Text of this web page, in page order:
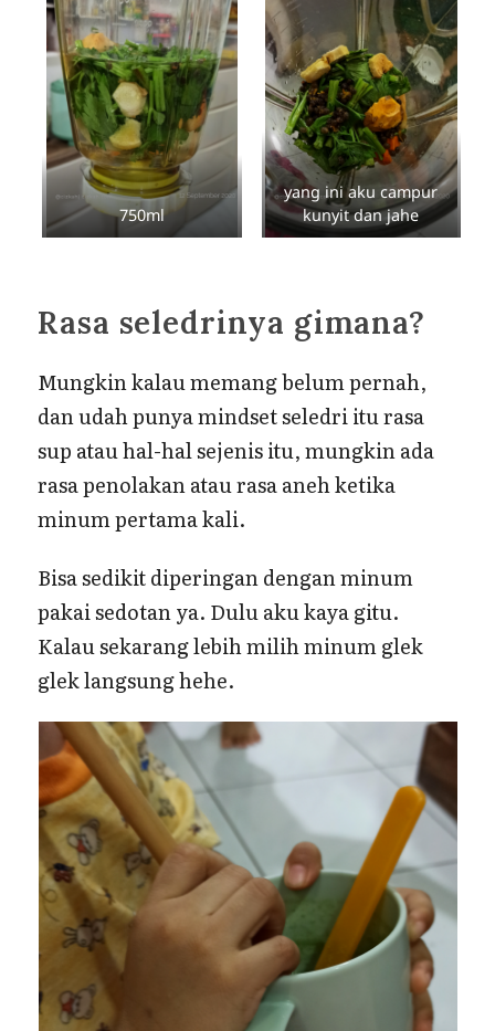
750ml
yang ini aku campur
kunyit dan jahe
Rasa seledrinya gimana?
Mungkin kalau memang belum pernah,
dan udah punya mindset seledri itu rasa
sup atau hal-hal sejenis itu, mungkin ada
rasa penolakan atau rasa aneh ketika
minum pertama kali.
Bisa sedikit diperingan dengan minum
pakai sedotan ya. Dulu aku kaya gitu.
Kalau sekarang lebih milih minum glek
glek langsung hehe.